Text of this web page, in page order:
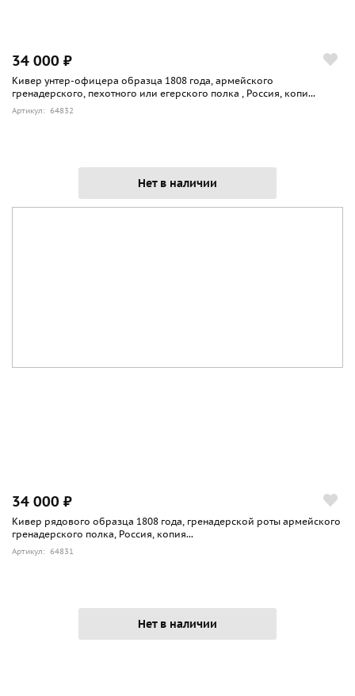
34 000 ₽
Кивер унтер-офицера образца 1808 года, армейского
гренадерского, пехотного или егерского полка , Россия, копи...
Артикул: 64832
Нет в наличии
34 000 ₽
Кивер рядового образца 1808 года, гренадерской роты армейского
гренадерского полка, Россия, копия...
Артикул: 64831
Нет в наличии